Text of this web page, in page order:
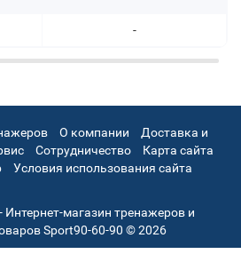
-
О компании
Доставка и
Сотрудничество
Карта сайта
Условия использования сайта
магазин тренажеров и
Sport90-60-90 © 2026